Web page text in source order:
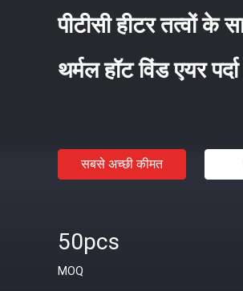
पीटीसी हीटर तत्वों
थर्मल हॉट विंड एयर पर्दा
सबसे अच्छी कीमत
50pcs
MOQ